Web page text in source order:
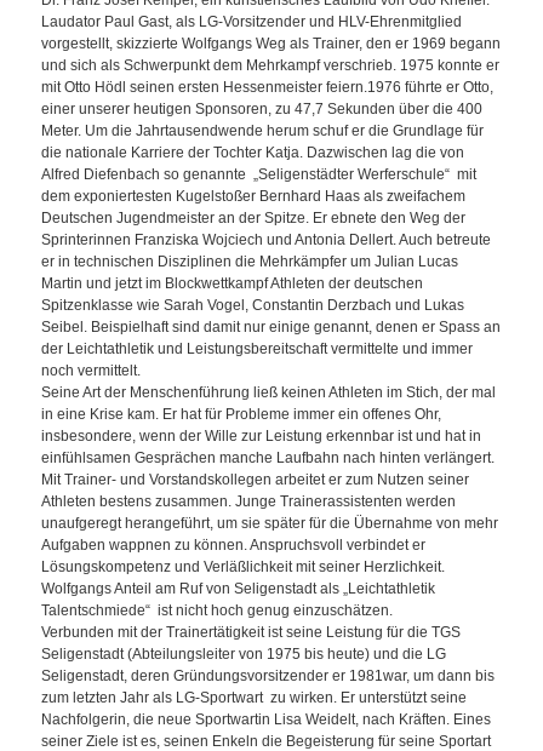
Laudator Paul Gast, als LG-Vorsitzender und HLV-Ehrenmitglied
vorgestellt, skizzierte Wolfgangs Weg als Trainer, den er 1969 begann
und sich als Schwerpunkt dem Mehrkampf verschrieb. 1975 konnte er
mit Otto Hödl seinen ersten Hessenmeister feiern.1976 führte er Otto,
einer unserer heutigen Sponsoren, zu 47,7 Sekunden über die 400
Meter. Um die Jahrtausendwende herum schuf er die Grundlage für
die nationale Karriere der Tochter Katja. Dazwischen lag die von
Alfred Diefenbach so genannte „Seligenstädter Werferschule“ mit
dem exponiertesten Kugelstoßer Bernhard Haas als zweifachem
Deutschen Jugendmeister an der Spitze. Er ebnete den Weg der
Sprinterinnen Franziska Wojciech und Antonia Dellert. Auch betreute
er in technischen Disziplinen die Mehrkämpfer um Julian Lucas
Martin und jetzt im Blockwettkampf Athleten der deutschen
Spitzenklasse wie Sarah Vogel, Constantin Derzbach und Lukas
Seibel. Beispielhaft sind damit nur einige genannt, denen er Spass an
der Leichtathletik und Leistungsbereitschaft vermittelte und immer
noch vermittelt.
Seine Art der Menschenführung ließ keinen Athleten im Stich, der mal
in eine Krise kam. Er hat für Probleme immer ein offenes Ohr,
insbesondere, wenn der Wille zur Leistung erkennbar ist und hat in
einfühlsamen Gesprächen manche Laufbahn nach hinten verlängert.
Mit Trainer- und Vorstandskollegen arbeitet er zum Nutzen seiner
Athleten bestens zusammen. Junge Trainerassistenten werden
unaufgeregt herangeführt, um sie später für die Übernahme von mehr
Aufgaben wappnen zu können. Anspruchsvoll verbindet er
Lösungskompetenz und Verläßlichkeit mit seiner Herzlichkeit.
Wolfgangs Anteil am Ruf von Seligenstadt als „Leichtathletik
Talentschmiede“ ist nicht hoch genug einzuschätzen.
Verbunden mit der Trainertätigkeit ist seine Leistung für die TGS
Seligenstadt (Abteilungsleiter von 1975 bis heute) und die LG
Seligenstadt, deren Gründungsvorsitzender er 1981war, um dann bis
zum letzten Jahr als LG-Sportwart zu wirken. Er unterstützt seine
Nachfolgerin, die neue Sportwartin Lisa Weidelt, nach Kräften. Eines
seiner Ziele ist es, seinen Enkeln die Begeisterung für seine Sportart